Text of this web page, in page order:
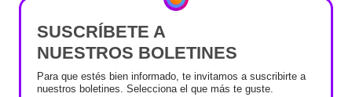
SUSCRÍBETE A
NUESTROS BOLETINES
Para que estés bien informado, te invitamos a suscribirte a
nuestros boletines. Selecciona el que más te guste.